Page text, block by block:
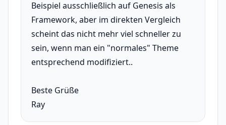
Beispiel ausschließlich auf Genesis als
Framework, aber im direkten Vergleich
scheint das nicht mehr viel schneller zu
sein, wenn man ein "normales" Theme
entsprechend modifiziert..
Beste Grüße
Ray